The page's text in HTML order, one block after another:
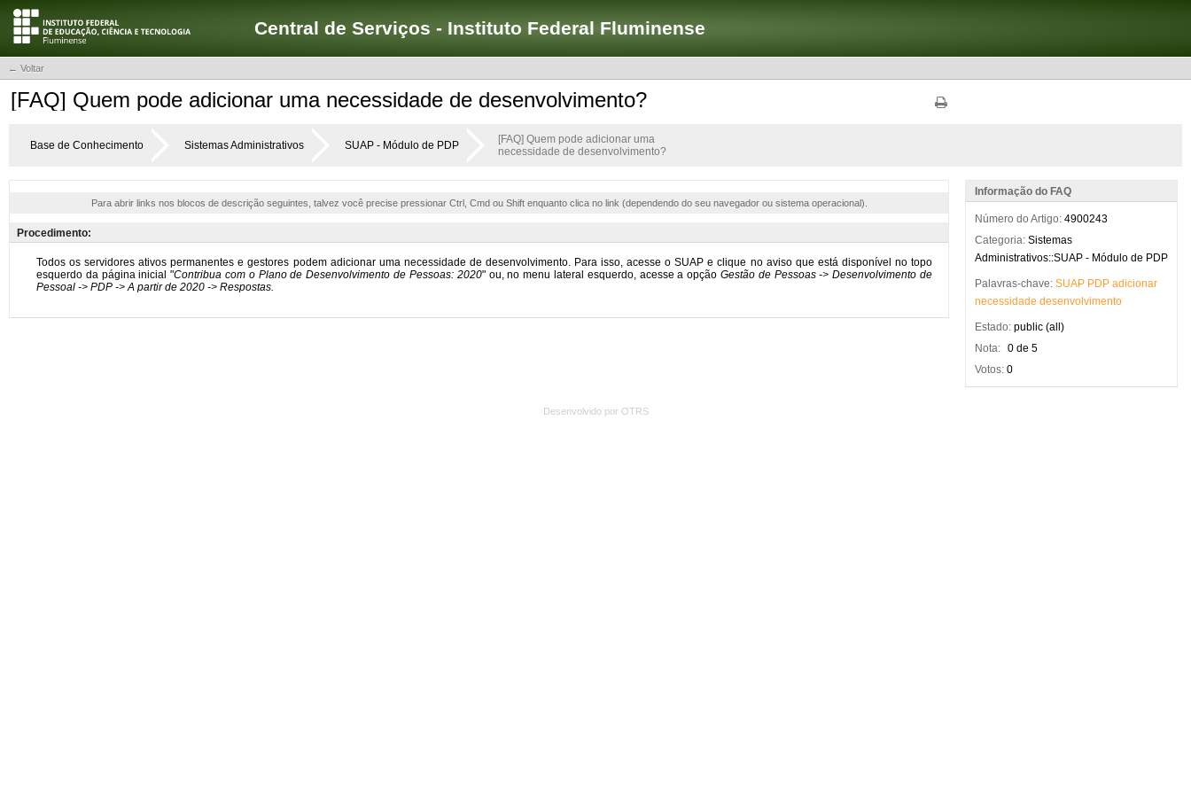
Central de Serviços - Instituto Federal Fluminense
← Voltar
[FAQ] Quem pode adicionar uma necessidade de desenvolvimento?
Base de Conhecimento Sistemas Administrativos SUAP - Módulo de PDP
[FAQ] Quem pode adicionar uma
necessidade de desenvolvimento?
Para abrir links nos blocos de descrição seguintes, talvez você precise pressionar Ctrl, Cmd ou Shift enquanto clica no link (dependendo do seu navegador ou sistema operacional).
Procedimento:
Informação do FAQ
Número do Artigo: 4900243
Categoria: Sistemas
Administrativos::SUAP - Módulo de PDP
Palavras-chave: SUAP PDP adicionar
necessidade desenvolvimento
Estado: public (all)
Nota: 0 de 5
Votos: 0
Desenvolvido por OTRS